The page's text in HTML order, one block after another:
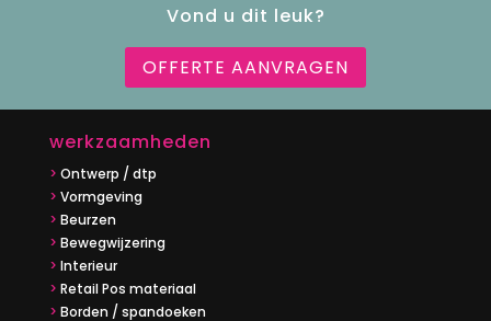
Vond u dit leuk?
OFFERTE AANVRAGEN
werkzaamheden
> Ontwerp / dtp
> Vormgeving
> Beurzen
> Bewegwijzering
> Interieur
> Retail Pos materiaal
> Borden / spandoeken